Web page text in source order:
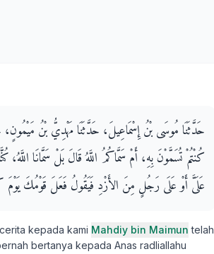
حَدَّثَنَا مُوسَى بْنُ إِسْمَاعِيلَ، حَدَّثَنَا مَهْدِيُّ بْنُ
كُنْتُمْ تُسَمَّوْنَ بِهِ، أَمْ سَمَّاكُمُ اللَّهُ قَالَ بَلْ سَمَّانَا
عَلَىَّ أَوْ عَلَى رَجُلٍ مِنَ الأَزْدِ فَيَقُولُ فَعَلَ قَوْمُكَ
kepada kami Mahdiy bin Maimun telah
bertanya kepada Anas radliallahu